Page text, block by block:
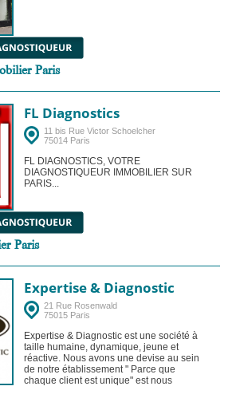
Paris
FL Diagnostics
11 bis Rue Victor Schoelcher
75014 Paris
FL DIAGNOSTICS, VOTRE
DIAGNOSTIQUEUR IMMOBILIER SUR
PARIS...
Paris
Expertise & Diagnostic
21 Rue Rosenwald
75015 Paris
Expertise & Diagnostic est une société à
taille humaine, dynamique, jeune et
réactive. Nous avons une devise au sein
de notre établissement " Parce que
chaque client est unique" est nous